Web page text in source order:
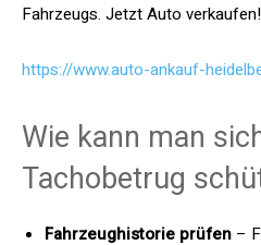
Fahrzeugs. Jetzt Auto verkaufen!
https://www.auto-ankauf-
Wie kann man
Tachobetrug
Fahrzeughistorie prüfen –